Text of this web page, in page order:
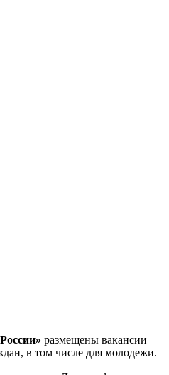
размещены вакансии
в том числе для молодежи.